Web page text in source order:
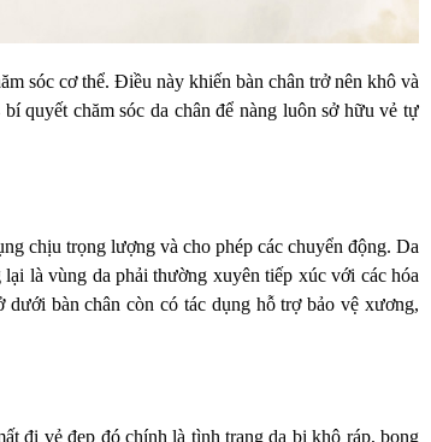
sóc cơ thể. Điều này khiến bàn chân trở nên khô và
quyết chăm sóc da chân để nàng luôn sở hữu vẻ tự
chịu trọng lượng và cho phép các chuyển động. Da
là vùng da phải thường xuyên tiếp xúc với các hóa
bàn chân còn có tác dụng hỗ trợ bảo vệ xương,
đi vẻ đẹp đó chính là tình trạng da bị khô ráp, bong